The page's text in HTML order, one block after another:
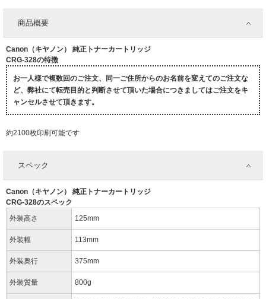
商品概要
Canon（キヤノン） 純正トナーカートリッジ
CRG-328の特徴
お一人様で複数回のご注文、同一ご住所からのお名前を変えてのご注文な
ど、弊社にて転売目的と判断させて頂いた場合につきましてはご注文をキ
ャンセルさせて頂きます。
約2100枚印刷可能です
スペック
Canon（キヤノン） 純正トナーカートリッジ
CRG-328のスペック
外装高さ
125mm
外装幅 113mm
外装奥行 375mm
外装質量 800g